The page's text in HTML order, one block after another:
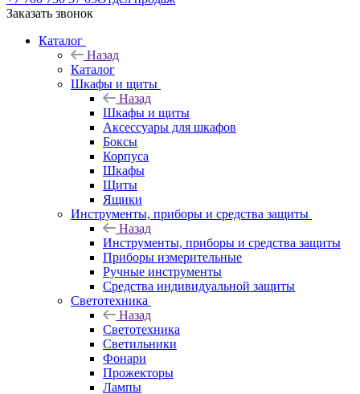
Заказать звонок
Каталог
Назад
Каталог
Шкафы и щиты
Назад
Шкафы и щиты
Аксессуары для шкафов
Боксы
Корпуса
Шкафы
Щиты
Ящики
Инструменты, приборы и средства защиты
Назад
Инструменты, приборы и средства защиты
Приборы измерительные
Ручные инструменты
Средства индивидуальной защиты
Светотехника
Назад
Светотехника
Светильники
Фонари
Прожекторы
Лампы